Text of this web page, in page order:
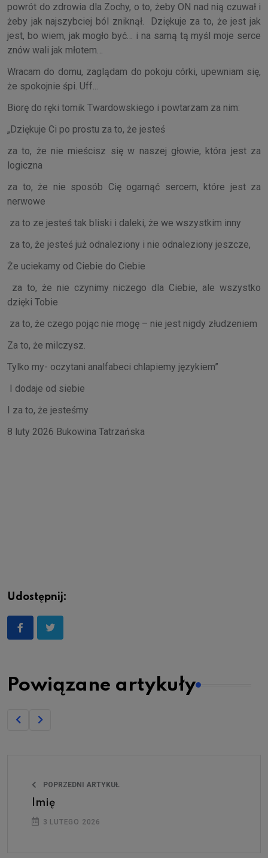
powrót do zdrowia dla Zochy, o to, żeby ON nad nią czuwał i
żeby jak najszybciej ból zniknął. Dziękuje za to, że jest jak
jest, bo wiem, jak mogło być… i na samą tą myśl moje serce
znów wali jak młotem…
Wracam do domu, zaglądam do pokoju córki, upewniam się,
że spokojnie śpi. Uff...
Biorę do ręki tomik Twardowskiego i powtarzam za nim:
„Dziękuje Ci po prostu za to, że jesteś
za to, że nie mieścisz się w naszej głowie, która jest za
logiczna
za to, że nie sposób Cię ogarnąć sercem, które jest za
nerwowe
za to ze jesteś tak bliski i daleki, że we wszystkim inny
za to, że jesteś już odnaleziony i nie odnaleziony jeszcze,
Że uciekamy od Ciebie do Ciebie
za to, że nie czynimy niczego dla Ciebie, ale wszystko
dzięki Tobie
za to, że czego pojąc nie mogę – nie jest nigdy złudzeniem
Za to, że milczysz.
Tylko my- oczytani analfabeci chlapiemy językiem”
I dodaje od siebie
I za to, że jesteśmy
8 luty 2026 Bukowina Tatrzańska
Udostępnij:
Powiązane artykuły
POPRZEDNI ARTYKUŁ
Imię
3 LUTEGO 2026